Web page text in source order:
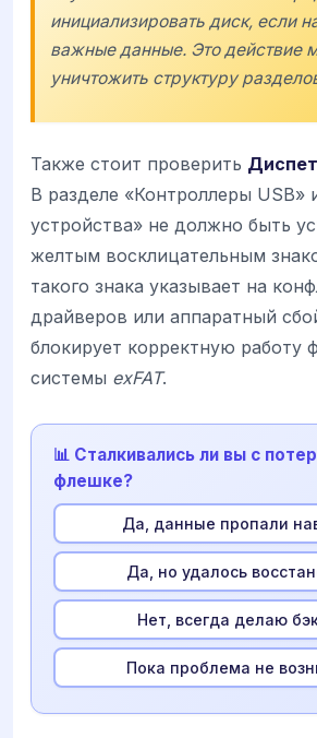
инициализировать диск, если
важные данные. Это действие
уничтожить структуру
Также стоит проверить
В разделе «Контроллеры USB»
устройства» не должно быть
желтым восклицательным
такого знака указывает на
драйверов или аппаратный
блокирует корректную работу
системы exFAT.
📊 Сталкивались ли вы с
флешке?
Да, данные пропали
Да, но удалось
Нет, всегда делаю
Пока проблема не